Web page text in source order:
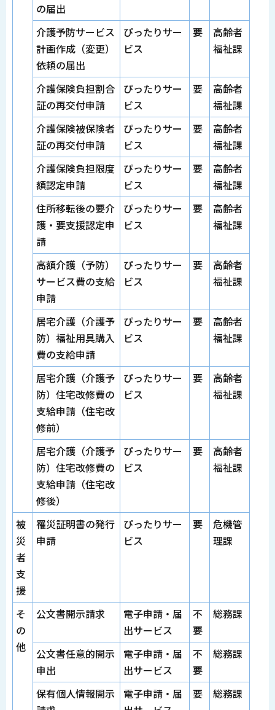
の届出
介護予防サービス
計画作成（変更）
依頼の届出
ぴったりサー
ビス
要
高齢者
福祉課
介護保険負担割合
証の再交付申請
ぴったりサー
ビス
要
高齢者
福祉課
介護保険被保険者
証の再交付申請
ぴったりサー
ビス
要
高齢者
福祉課
介護保険負担限度
額認定申請
ぴったりサー
ビス
要
高齢者
福祉課
住所移転後の要介
護・要支援認定申
請
ぴったりサー
ビス
要
高齢者
福祉課
高額介護（予防）
サービス費の支給
申請
ぴったりサー
ビス
要
高齢者
福祉課
居宅介護（介護予
防）福祉用具購入
費の支給申請
ぴったりサー
ビス
要
高齢者
福祉課
居宅介護（介護予
防）住宅改修費の
支給申請（住宅改
修前）
ぴったりサー
ビス
要
高齢者
福祉課
居宅介護（介護予
防）住宅改修費の
支給申請（住宅改
修後）
ぴったりサー
ビス
要
高齢者
福祉課
被
災
者
支
援
罹災証明書の発行
申請
ぴったりサー
ビス
要
危機管
理課
そ
の
他
公文書開示請求
電子申請・届
出サービス
不
要
総務課
公文書任意的開示
申出
電子申請・届
出サービス
不
要
総務課
保有個人情報開示
電子申請・届
要 総務課